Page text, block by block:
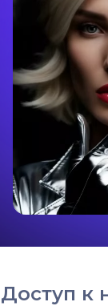
Доступ к